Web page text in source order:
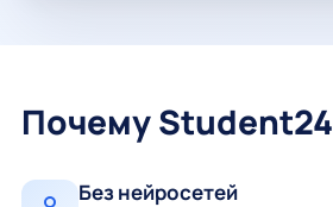
Почему Student24
Без нейросетей